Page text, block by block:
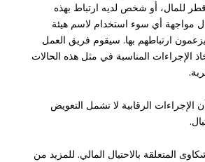
للمال، أو شخص لديه ارتباط بهذه
مواجهة أي سوء استخدام لاسم هيئة
ارتباطهم بها. سيقوم فريق العمل
الإجراءات المناسبة في مثل هذه الحالات
الإجراءات الرقابية لا تشمل التعويض
المتعلقة بالاحتيال المالي. للمزيد من